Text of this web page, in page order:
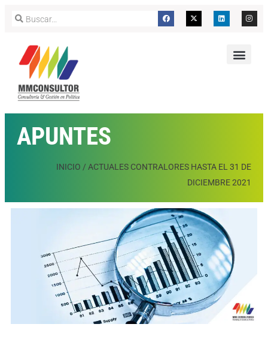
APUNTES
INICIO / ACTUALES CONTRALORES HASTA EL 31 DE
DICIEMBRE 2021